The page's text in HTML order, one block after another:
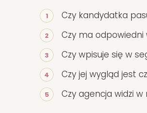
Czy kandydatka
Czy ma
Czy wpisuje się w
Czy jej wygląd jest
Czy agencja widzi